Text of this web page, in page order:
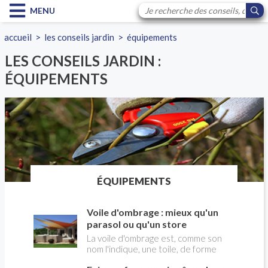
MENU
accueil > les conseils jardin >équipements
LES CONSEILS JARDIN :
ÉQUIPEMENTS
ÉQUIPEMENTS
Voile d'ombrage : mieux qu'un
parasol ou qu'un store
La voile d'ombrage est, comme son
nom l'indique, une toile, de forme